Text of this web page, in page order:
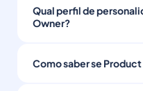
Qual perfil de
Owner?
Como saber se